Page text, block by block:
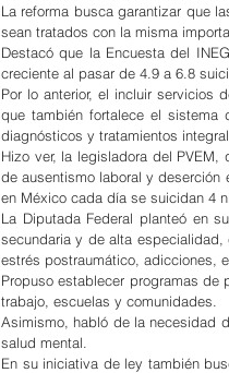
La reforma busca garantizar que
sean tratados con la misma
Destacó que la Encuesta del
creciente al pasar de 4.9 a 6.8
Por lo anterior, el incluir servicios
que también fortalece el
diagnósticos y tratamientos
Hizo ver, la legisladora del
de ausentismo laboral y
en México cada día se suicidan 4
La Diputada Federal planteó en
secundaria y de alta especialidad,
estrés postraumático, adicciones,
Propuso establecer programas de
trabajo, escuelas y comunidades.
Asimismo, habló de la necesidad
salud mental.
En su iniciativa de ley también